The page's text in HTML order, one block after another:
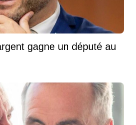
gagne un député au